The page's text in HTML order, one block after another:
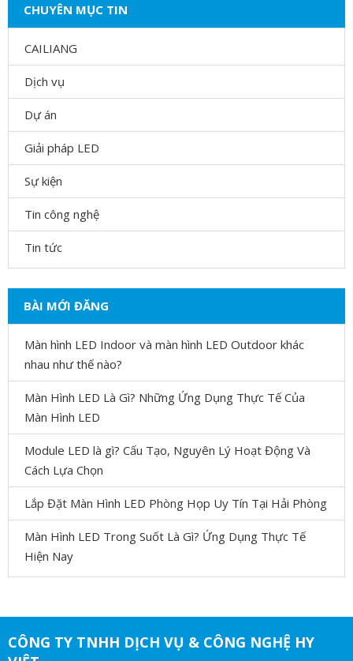
CHUYÊN MỤC TIN
CAILIANG
Dịch vụ
Dự án
Giải pháp LED
Sự kiện
Tin công nghệ
Tin tức
BÀI MỚI ĐĂNG
Màn hình LED Indoor và màn hình LED Outdoor khác
nhau như thế nào?
Màn Hình LED Là Gì? Những Ứng Dụng Thực Tế Của
Màn Hình LED
Module LED là gì? Cấu Tạo, Nguyên Lý Hoạt Động Và
Cách Lựa Chọn
Lắp Đặt Màn Hình LED Phòng Họp Uy Tín Tại Hải Phòng
Màn Hình LED Trong Suốt Là Gì? Ứng Dụng Thực Tế
Hiện Nay
CÔNG TY TNHH DỊCH VỤ & CÔNG NGHỆ HY